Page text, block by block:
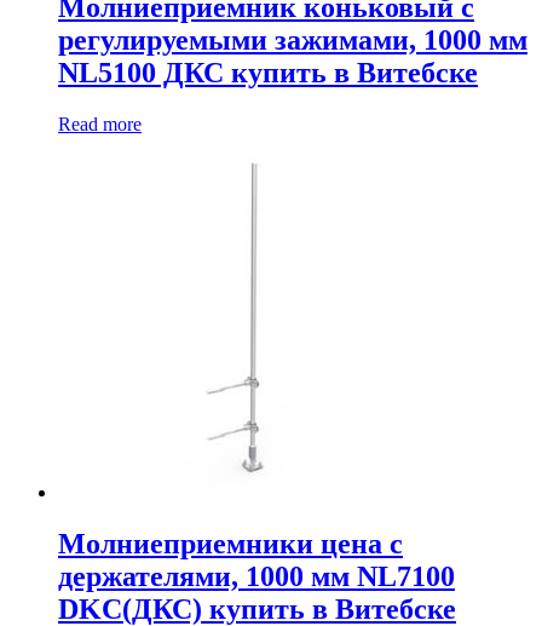
Молниеприемник коньковый с
регулируемыми зажимами, 1000 мм
NL5100 ДКС купить в Витебске
Read more
Молниеприемники цена с
держателями, 1000 мм NL7100
DKC(ДКС) купить в Витебске